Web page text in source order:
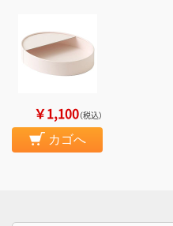
￥1,100（税込）
カゴへ